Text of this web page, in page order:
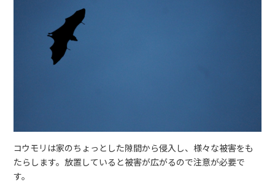
コウモリは家のちょっとした隙間から侵入し、様々な被害をも
たらします。放置していると被害が広がるので注意が必要で
す。